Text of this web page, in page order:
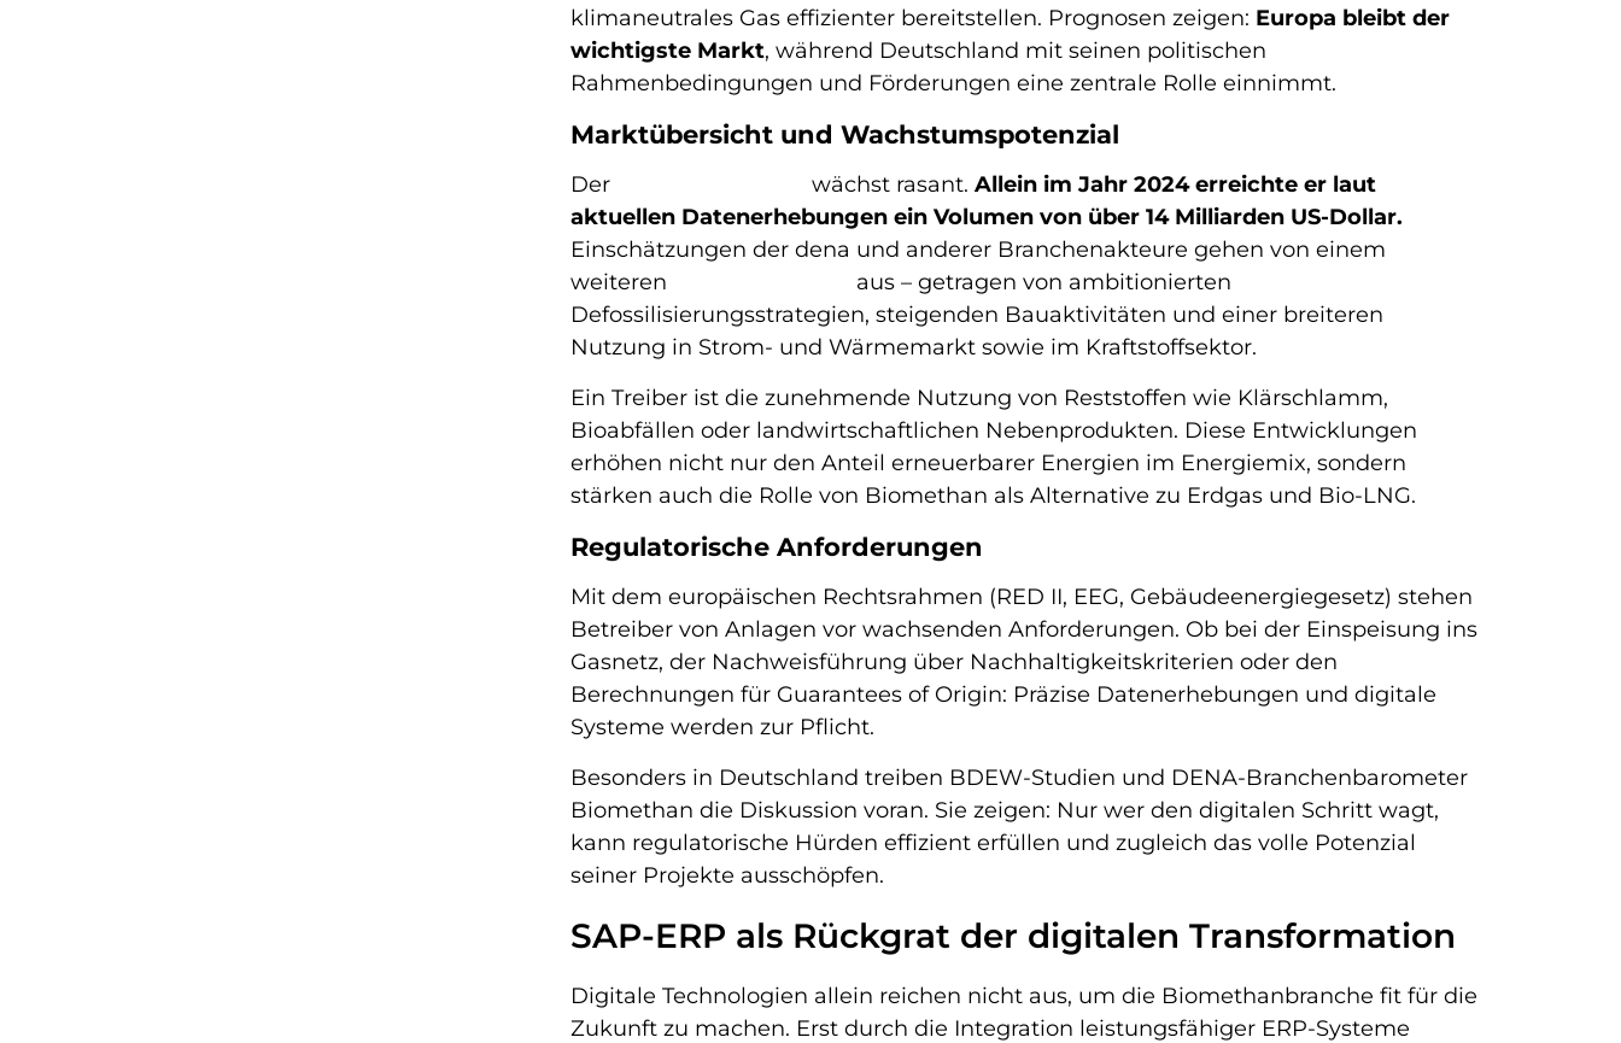
klimaneutrales Gas effizienter bereitstellen. Prognosen zeigen: Europa bleibt der
wichtigste Markt, während Deutschland mit seinen politischen
Rahmenbedingungen und Förderungen eine zentrale Rolle einnimmt.
Marktübersicht und Wachstumspotenzial
Der wächst rasant. Allein im Jahr 2024 erreichte er laut
aktuellen Datenerhebungen ein Volumen von über 14 Milliarden US-Dollar.
Einschätzungen der dena und anderer Branchenakteure gehen von einem
weiteren
aus – getragen von ambitionierten
Defossilisierungsstrategien, steigenden Bauaktivitäten und einer breiteren
Nutzung in Strom- und Wärmemarkt sowie im Kraftstoffsektor.
Ein Treiber ist die zunehmende Nutzung von Reststoffen wie Klärschlamm,
Bioabfällen oder landwirtschaftlichen Nebenprodukten. Diese Entwicklungen
erhöhen nicht nur den Anteil erneuerbarer Energien im Energiemix, sondern
stärken auch die Rolle von Biomethan als Alternative zu Erdgas und Bio-LNG.
Regulatorische Anforderungen
Mit dem europäischen Rechtsrahmen (RED II, EEG, Gebäudeenergiegesetz) stehen
Betreiber von Anlagen vor wachsenden Anforderungen. Ob bei der Einspeisung ins
Gasnetz, der Nachweisführung über Nachhaltigkeitskriterien oder den
Berechnungen für Guarantees of Origin: Präzise Datenerhebungen und digitale
Systeme werden zur Pflicht.
Besonders in Deutschland treiben BDEW-Studien und DENA-Branchenbarometer
Biomethan die Diskussion voran. Sie zeigen: Nur wer den digitalen Schritt wagt,
kann regulatorische Hürden effizient erfüllen und zugleich das volle Potenzial
seiner Projekte ausschöpfen.
SAP-ERP als Rückgrat der digitalen Transformation
Digitale Technologien allein reichen nicht aus, um die Biomethanbranche fit für die
Zukunft zu machen. Erst durch die Integration leistungsfähiger ERP-Systeme